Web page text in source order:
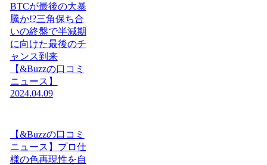
BTCが最後の大暴
騰か!?三角保ち合
いの終盤で半減期
に向けた最後のチ
ャンス到来
【&Buzzの口コミ
ニュース】
2024.04.09
【&Buzzの口コミ
ニュース】プロ仕
様の色再現性を自